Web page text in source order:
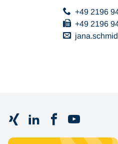
+49 2196
+49 2196
jana.schmid